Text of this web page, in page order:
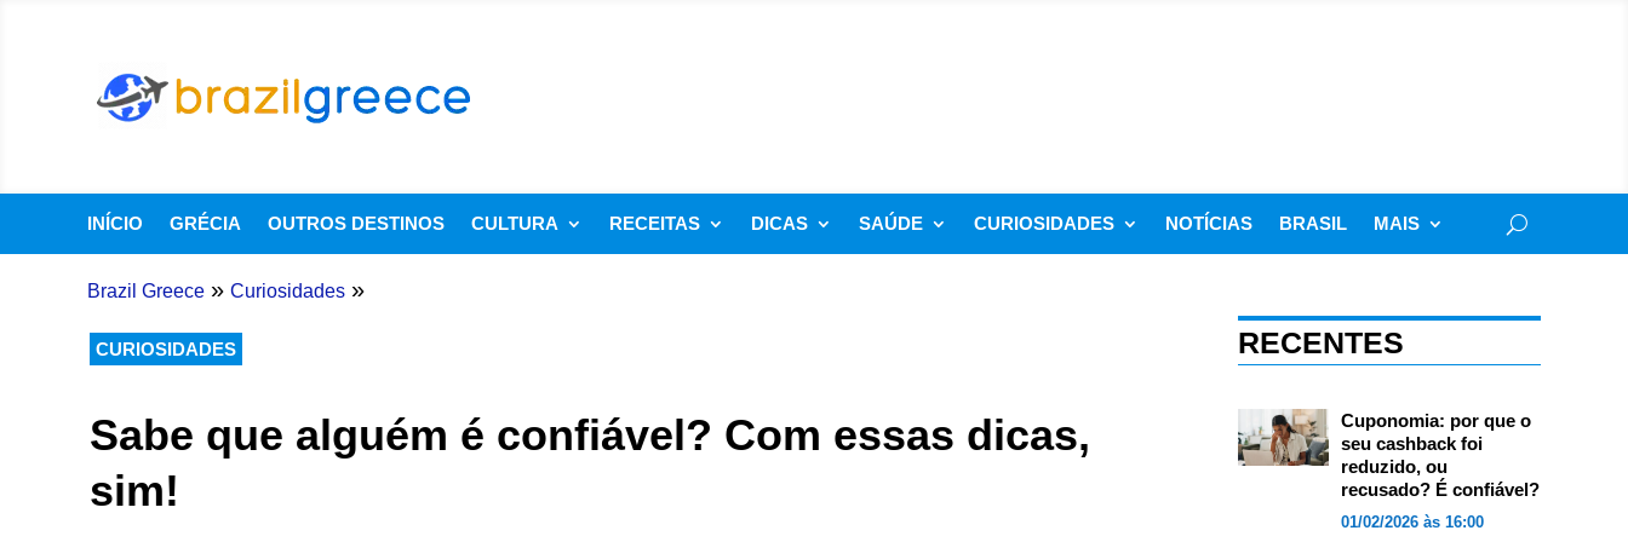
INÍCIO GRÉCIA OUTROS DESTINOS CULTURA RECEITAS DICAS SAÚDE CURIOSIDADES NOTÍCIAS BRASIL MAIS
Brazil Greece » Curiosidades »
CURIOSIDADES
Sabe que alguém é confiável? Com essas dicas,
sim!
RECENTES
Cuponomia: por que o
seu cashback foi
reduzido, ou
recusado? É confiável?
01/02/2026 às 16:00